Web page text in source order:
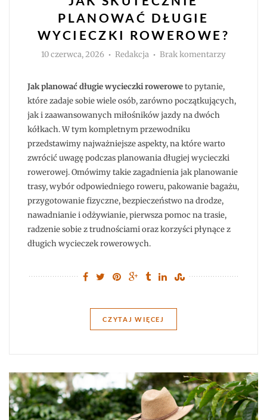
PLANOWAĆ DŁUGIE
WYCIECZKI ROWEROWE?
10 czerwca, 2026 Autor
Redakcja Brak komentarzydo
rowerowe?
Jak planować długie wycieczki roweroweto pytanie,
które zadaje sobie wiele osób, zarówno początkujących,
jak i zaawansowanych miłośników jazdy na dwóch
kółkach. W tym kompletnym przewodniku
przedstawimy najważniejsze aspekty, na które warto
zwrócić uwagę podczas planowania długiej wycieczki
rowerowej. Omówimy takie zagadnienia jak planowanie
trasy, wybór odpowiedniego roweru, pakowanie bagażu,
przygotowanie fizyczne, bezpieczeństwo na drodze,
nawadnianie i odżywianie, pierwsza pomoc na trasie,
radzenie sobie z trudnościami oraz korzyści płynące z
długich wycieczek rowerowych.
CZYTAJ WIĘCEJ